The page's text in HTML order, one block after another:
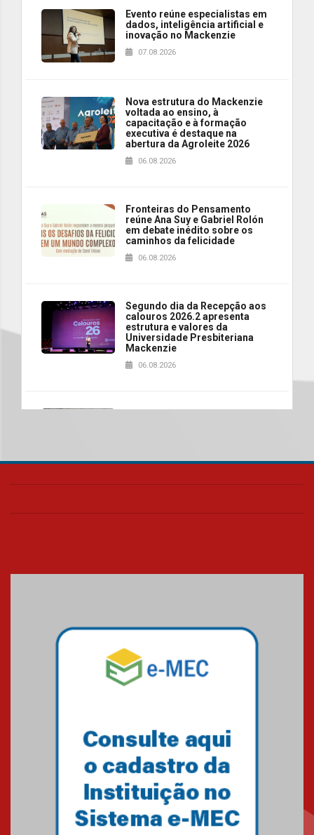
Evento reúne especialistas em
dados, inteligência artificial e
inovação no Mackenzie
07.08.2026
Nova estrutura do Mackenzie
voltada ao ensino, à
capacitação e à formação
executiva é destaque na
abertura da Agroleite 2026
06.08.2026
Fronteiras do Pensamento
reúne Ana Suy e Gabriel Rolón
em debate inédito sobre os
caminhos da felicidade
06.08.2026
Segundo dia da Recepção aos
calouros 2026.2 apresenta
estrutura e valores da
Universidade Presbiteriana
Mackenzie
06.08.2026
Nova apresentação do Centro
realizará nova edição da Feira
04.08.2026
Mackenzie recepciona os
calouros do segundo semestre
Como o Colégio Mackenzie
Brasília prepara seus
estudantes para o PAS antes
mesmo do Ensino Médio